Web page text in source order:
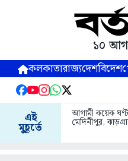
১০
কলকাতারাজ্যদেশবিদেশ
এই
মুহূর্তে
আগামী কয়েক ঘণ্টায় দক্ষিণ ২৪
মেদিনীপুর, ঝাড়গ্রামের কিছু অংশে